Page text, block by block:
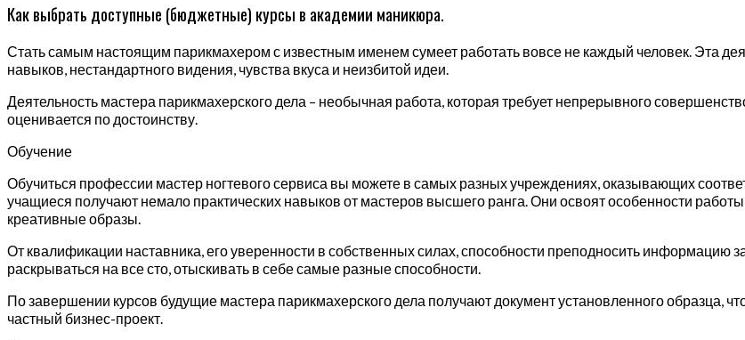
Как выбрать доступные (бюджетные) курсы в академии маникюра.
Стать самым настоящим парикмахером с известным именем сумеет работать вовсе не каждый человек. Эта
навыков, нестандартного видения, чувства вкуса и неизбитой идеи.
Деятельность мастера парикмахерского дела – необычная работа, которая требует непрерывного
оценивается по достоинству.
Обучение
Обучиться профессии мастер ногтевого сервиса вы можете в самых разных учреждениях, оказывающих
учащиеся получают немало практических навыков от мастеров высшего ранга. Они освоят особенности
креативные образы.
От квалификации наставника, его уверенности в собственных силах, способности преподносить информацию
раскрываться на все сто, отыскивать в себе самые разные способности.
По завершении курсов будущие мастера парикмахерского дела получают документ установленного образца,
частный бизнес-проект.